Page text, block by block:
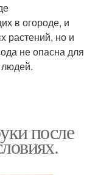
в огороде, и
растений, но и
не опасна для
после